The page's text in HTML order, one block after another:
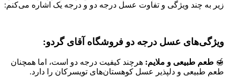
زیر به چند ویژگی و تفاوت عسل درجه دو و درجه یک اشاره می‌کنم:
ویژگی‌های عسل درجه دو فروشگاه آقای گردو:
🍯 طعم طبیعی و ملایم: هرچند کیفیت درجه دو است، اما همچنان
طعم طبیعی و دلپذیر عسل کوهستان‌های تویسرکان را دارد.